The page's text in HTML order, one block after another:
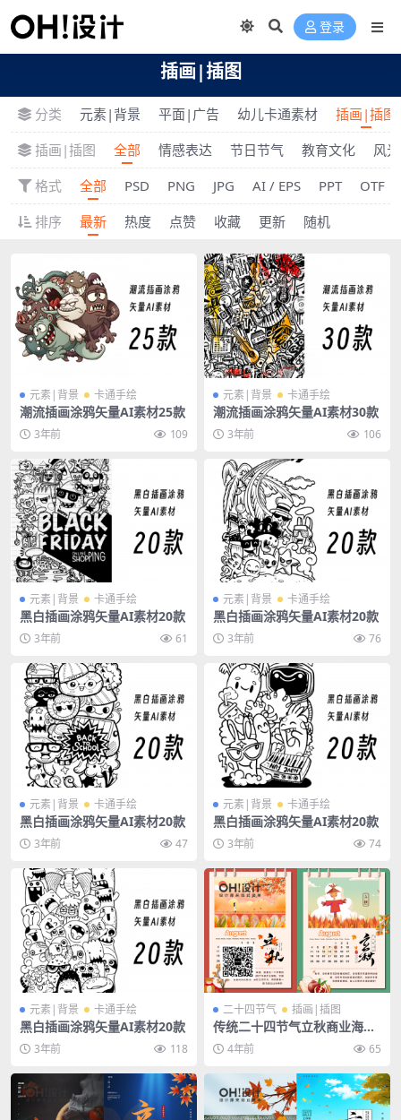
登录
插画|插图
分类 元素|背景 平面|广告 幼儿卡通素材
插画|插图
插画|插图
全部 情感表达 节日节气 教育文化
风
格式
全部 PSD PNG JPG AI / EPS PPT
OTF
排序
最新 热度 点赞 收藏 更新 随机
元素|背景 卡通手绘
潮流插画涂鸦矢量AI素材25款
3年前 109
元素|背景 卡通手绘
潮流插画涂鸦矢量AI素材30款
3年前 106
元素|背景 卡通手绘
黑白插画涂鸦矢量AI素材20款
3年前 61
元素|背景 卡通手绘
黑白插画涂鸦矢量AI素材20款
3年前 76
元素|背景 卡通手绘
黑白插画涂鸦矢量AI素材20款
3年前 47
元素|背景 卡通手绘
黑白插画涂鸦矢量AI素材20款
3年前 74
元素|背景 卡通手绘
黑白插画涂鸦矢量AI素材20款
3年前 118
二十四节气 插画|插图
传统二十四节气立秋商业海报
插画宣传PSD素材模板
4年前 65